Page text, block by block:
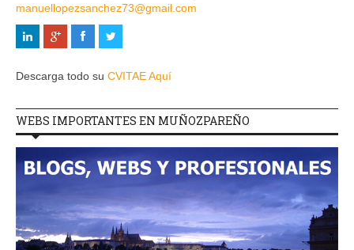
manuellopezsanchez73@gmail.com
Descarga todo su CVITAE Aquí
WEBS IMPORTANTES EN MUÑOZPAREÑO